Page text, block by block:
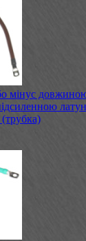
мінус довжиною